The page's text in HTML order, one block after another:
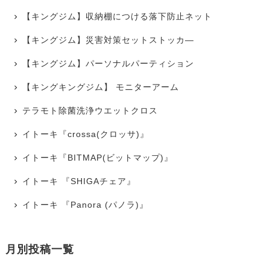
【キングジム】収納棚につける落下防止ネット
【キングジム】災害対策セットストッカ―
【キングジム】パーソナルパーティション
【キングキングジム】 モニターアーム
テラモト除菌洗浄ウエットクロス
イトーキ『crossa(クロッサ)』
イトーキ『BITMAP(ビットマップ)』
イトーキ 『SHIGAチェア』
イトーキ 『Panora (パノラ)』
月別投稿一覧